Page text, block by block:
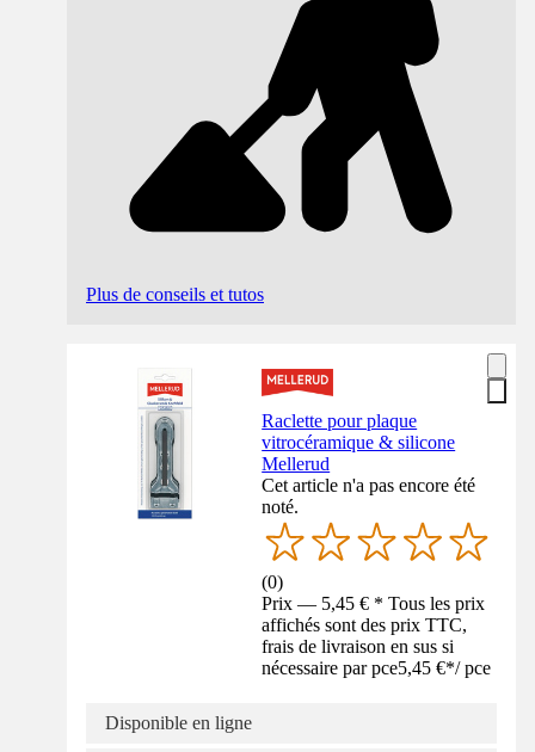
Plus de conseils et tutos
Raclette pour plaque
vitrocéramique & silicone
Mellerud
Cet article n'a pas encore été
noté.
(0)
Prix — 5,45 € * Tous les prix
affichés sont des prix TTC,
frais de livraison en sus si
nécessaire par pce5,45 €*/ pce
Disponible en ligne